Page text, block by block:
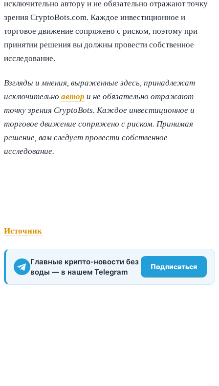
исключительно автору и не обязательно отражают точку
зрения CryptoBots.com. Каждое инвестиционное и
торговое движение сопряжено с риском, поэтому при
принятии решения вы должны провести собственное
исследование.
Взгляды и мнения, выраженные здесь, принадлежат
исключительно автор и не обязательно отражают
точку зрения CryptoBots. Каждое инвестиционное и
торговое движение сопряжено с риском. Принимая
решение, вам следует провести собственное
исследование.
Источник
Главные крипто-новости без
воды — в нашем Telegram
Подписаться